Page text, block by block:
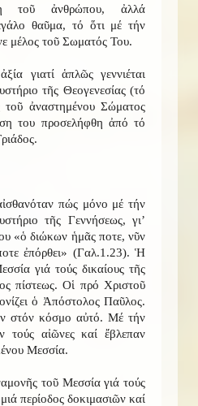
τοῦ ἀνθρώπου, ἀλλά
θαῦμα, τό ὅτι μέ τήν
μέλος τοῦ Σωματός Του.
γιατί ἁπλῶς γεννιέται
τῆς Θεογενεσίας (τό
τοῦ ἀναστημένου Σώματος
του προσελήφθη ἀπό τό
πώς μόνο μέ τήν
τῆς Γεννήσεως, γι’
«ὁ διώκων ἡμᾶς ποτε, νῦν
ἐπόρθει» (Γαλ.1.23). Ἡ
γιά τούς δικαίους τῆς
πίστεως. Οἱ πρό Χριστοῦ
ὁ Ἀπόστολος Παῦλος.
στόν κόσμο αὐτό. Μέ τήν
τούς αἰῶνες καί ἔβλεπαν
Μεσσία.
τοῦ Μεσσία γιά τούς
περίοδος δοκιμασιῶν καί